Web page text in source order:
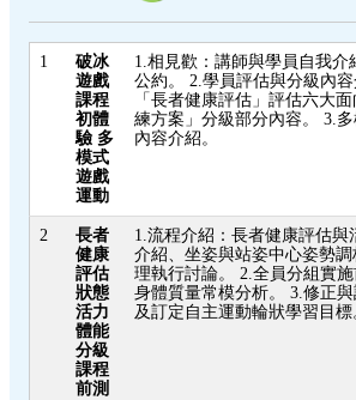
1
破冰
遊戲
課程
初體
驗 多
模式
遊戲
運動
1.相見歡：講師與學員自我介
公約。 2.學員評估與分級內
「長者健康評估」評估六大
練方案」分級部分內容。 3.
內容介紹。
2
長者
健康
評估
狀態
活力
體能
分級
課程
前測
1.流程介紹：長者健康評估與
介紹、坐姿與站姿中心姿勢
理執行討論。 2.全員分組實
身體質量常模分析。 3.修正
及訂定自主運動輪狀學習目標